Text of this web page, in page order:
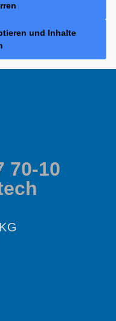
und Inhalte
70-10